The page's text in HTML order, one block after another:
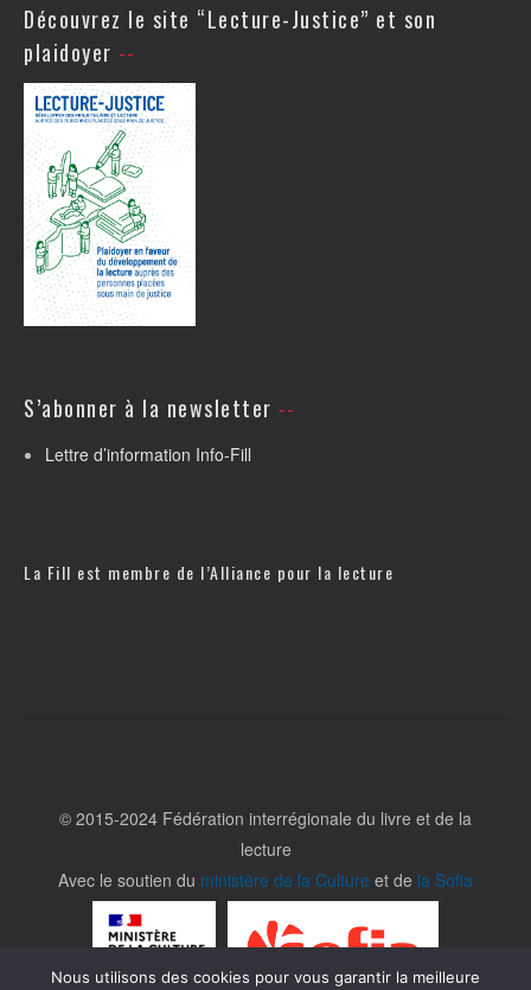
Découvrez le site “Lecture-Justice” et son
plaidoyer
S’abonner à la newsletter
Lettre d’information Info-Fill
La Fill est membre de l’Alliance pour la lecture
© 2015-2024 Fédération interrégionale du livre et de la
lecture
Avec le soutien du ministère de la Culture et de la Sofia
Nous utilisons des cookies pour vous garantir la meilleure